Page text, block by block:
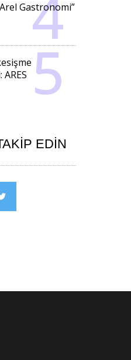
Gastronomi”
EDIN